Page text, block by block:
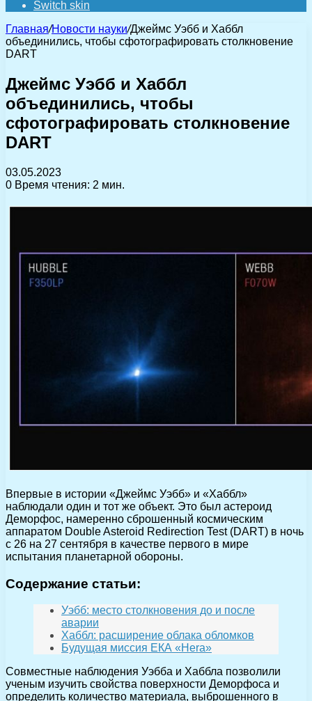
Switch skin
Главная/Новости науки/Джеймс Уэбб и Хаббл
объединились, чтобы сфотографировать столкновение
DART
Джеймс Уэбб и Хаббл
объединились, чтобы
сфотографировать столкновение
DART
03.05.2023
0 Время чтения: 2 мин.
Впервые в истории «Джеймс Уэбб» и «Хаббл»
наблюдали один и тот же объект. Это был астероид
Деморфос, намеренно сброшенный космическим
аппаратом Double Asteroid Redirection Test (DART) в ночь
с 26 на 27 сентября в качестве первого в мире
испытания планетарной обороны.
Содержание статьи:
Уэбб: место столкновения до и после
аварии
Хаббл: расширение облака обломков
Будущая миссия ЕКА «Hera»
Совместные наблюдения Уэбба и Хаббла позволили
ученым изучить свойства поверхности Деморфоса и
определить количество материала, выброшенного в